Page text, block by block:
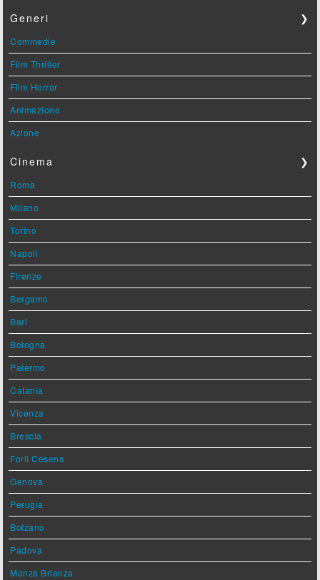
Generi ❯
Commedie
Film Thriller
Film Horror
Animazione
Azione
Cinema ❯
Roma
Milano
Torino
Napoli
Firenze
Bergamo
Bari
Bologna
Palermo
Catania
Vicenza
Brescia
Forlì Cesena
Genova
Perugia
Bolzano
Padova
Monza Brianza